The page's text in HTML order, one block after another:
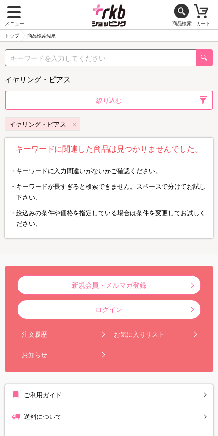
メニュー 商品検索 カート
トップ 商品検索結果
イヤリング・ピアス
絞り込む
イヤリング・ピアス
キーワードに関連した商品は見つかりませんでした。
キーワードに入力間違いがないかご確認ください。
キーワードが長すぎると検索できません。スペースで分けてお試し
下さい。
絞込みの条件や価格を指定している場合は条件を変更してお試しく
ださい。
新規会員・メルマガ登録
ログイン
注文履歴 お気に入りリスト
お知らせ
ご利用ガイド
送料について